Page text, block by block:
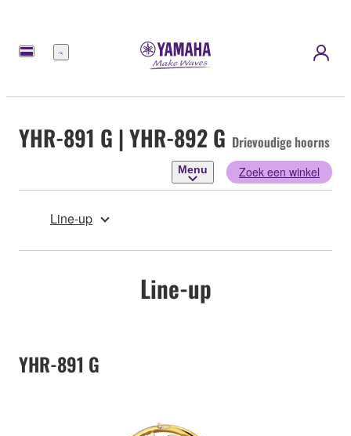
Menu
YHR-891 G | YHR-892 G Drievoudige hoorns
Menu Zoek een winkel
Line-up
Line-up
YHR-891 G